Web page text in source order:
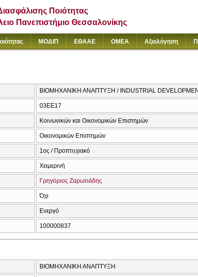
Ποιότητας
Πανεπιστήμιο Θεσσαλονίκης
ΜΟΔΙΠ ΕΘΑΑΕ ΟΜΕΑ Αξιολόγηση
ΒΙΟΜΗΧΑΝΙΚΗ ΑΝΑΠΤΥΞΗ / INDUSTRIAL
03ΕΕ17
Κοινωνικών και Οικονομικών Επιστημών
Οικονομικών Επιστημών
1ος / Προπτυχιακό
Χειμερινή
Γρηγόριος Ζαρωτιάδης
Όχι
Ενεργό
100000837
ΒΙΟΜΗΧΑΝΙΚΗ ΑΝΑΠΤΥΞΗ